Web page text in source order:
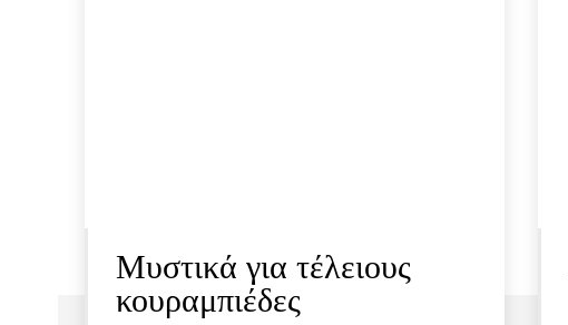
Μυστικά για τέλειους
κουραμπιέδες